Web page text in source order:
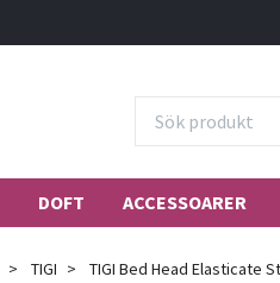
DOFT ACCESSOARER
TIGI TIGI Bed Head Elasticate